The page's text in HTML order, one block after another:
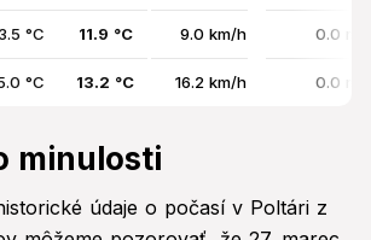
3.5 °C 11.9 °C 9.0 km/h 0.0
°C 13.2 °C 16.2 km/h 0.0
minulosti
údaje o počasí v Poltári z